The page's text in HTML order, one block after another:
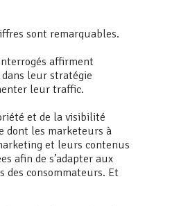
sont remarquables.
affirment
dans leur stratégie
leur traffic.
et de la visibilité
dont les marketeurs à
et leurs contenus
afin de s’adapter aux
des consommateurs. Et